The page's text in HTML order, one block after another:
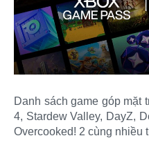
Danh sách game góp mặt
4, Stardew Valley, DayZ,
Overcooked! 2 cùng nhiều